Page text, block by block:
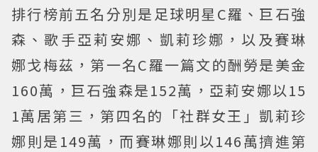
排行榜前五名分別是足球明星C羅、巨石強
森、歌手亞莉安娜、凱莉珍娜，以及賽琳
娜戈梅茲，第一名C羅一篇文的酬勞是美金
160萬，巨石強森是152萬，亞莉安娜以15
1萬居第三，第四名的「社群女王」凱莉珍
娜則是149萬，而賽琳娜則以146萬擠進第